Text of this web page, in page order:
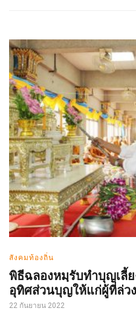
สังคมท้องถิ่น
พิธีฉลองหมฺรับทำบุญเลี้ย
อุทิศส่วนบุญให้แก่ผู้ที่ล่ว
22 กันยายน 2022